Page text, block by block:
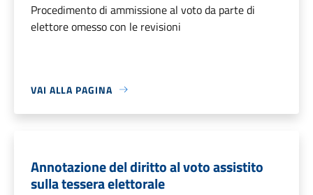
Procedimento di ammissione al voto da parte di
elettore omesso con le revisioni
VAI ALLA PAGINA
Annotazione del diritto al voto assistito
sulla tessera elettorale